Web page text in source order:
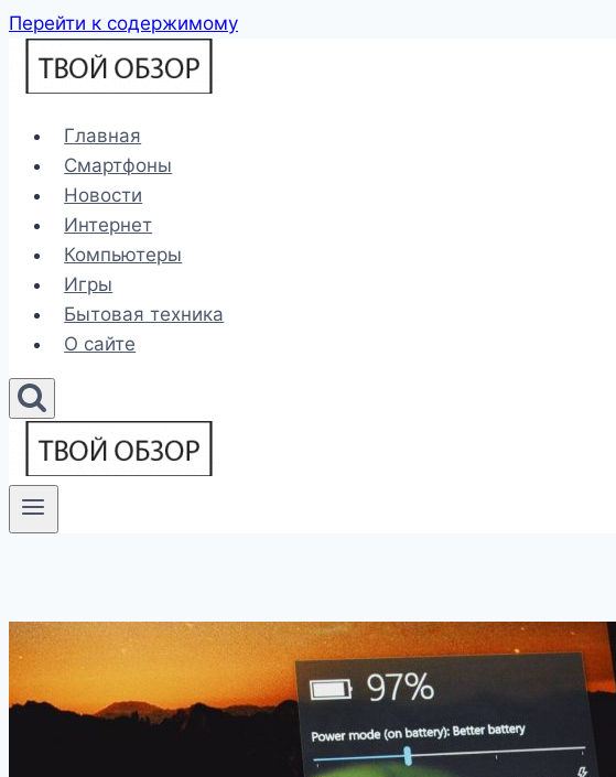
Перейти к содержимому
Главная
Смартфоны
Новости
Интернет
Компьютеры
Игры
Бытовая техника
О сайте